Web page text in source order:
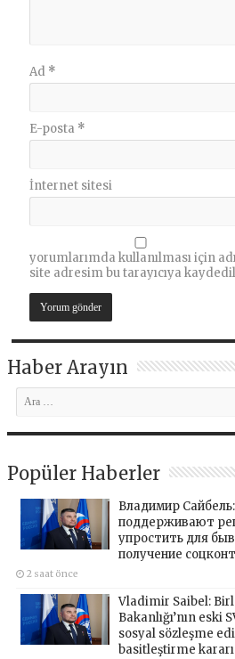
Ad *
E-posta *
İnternet sitesi
yorumlarımda kullanılması için
site adresim bu tarayıcıya
Haber Arayın
Popüler Haberler
Владимир
поддерживают
упростить для
получение
2 saat önce
Vladimir Saibel:
Bakanlığı’nın eski
sosyal sözleşme
basitleştirme